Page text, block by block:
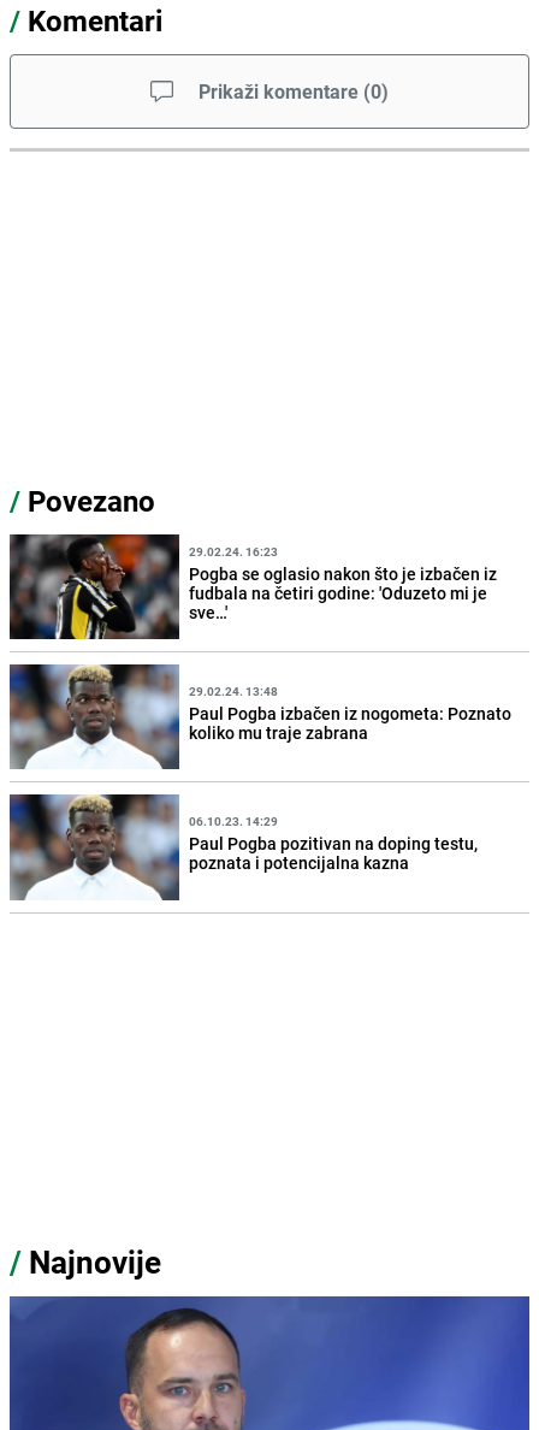
/ Komentari
Prikaži komentare (0)
/ Povezano
29.02.24. 16:23
Pogba se oglasio nakon što je izbačen iz
fudbala na četiri godine: 'Oduzeto mi je
sve…'
29.02.24. 13:48
Paul Pogba izbačen iz nogometa: Poznato
koliko mu traje zabrana
06.10.23. 14:29
Paul Pogba pozitivan na doping testu,
poznata i potencijalna kazna
/ Najnovije